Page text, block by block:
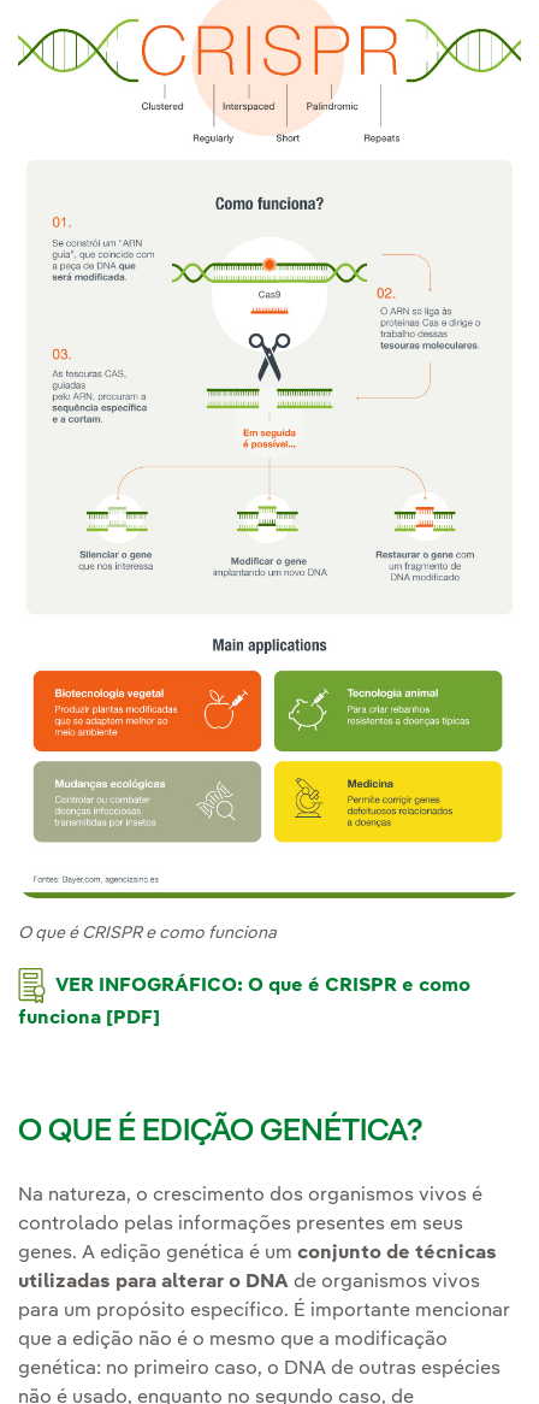
O que é CRISPR e como funciona
VER INFOGRÁFICO: O que é CRISPR e como
funciona [PDF]
O QUE É EDIÇÃO GENÉTICA?
Na natureza, o crescimento dos organismos vivos é
controlado pelas informações presentes em seus
genes. A edição genética é um conjunto de técnicas
utilizadas para alterar o DNA de organismos vivos
para um propósito específico. É importante mencionar
que a edição não é o mesmo que a modificação
genética: no primeiro caso, o DNA de outras espécies
não é usado, enquanto no segundo caso, de